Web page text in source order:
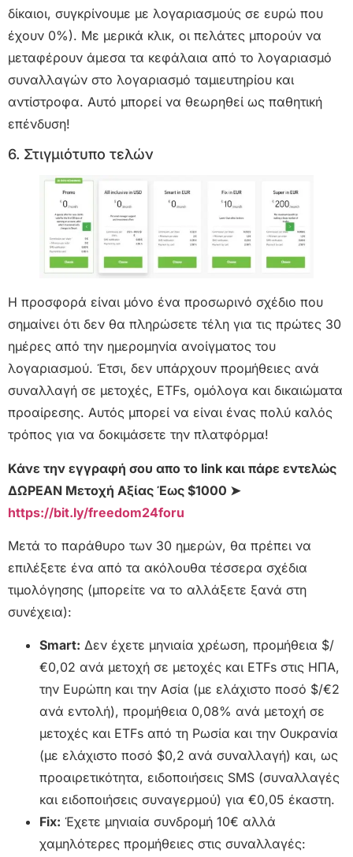
δίκαιοι, συγκρίνουμε με λογαριασμούς σε ευρώ που
έχουν 0%). Με μερικά κλικ, οι πελάτες μπορούν να
μεταφέρουν άμεσα τα κεφάλαια από το λογαριασμό
συναλλαγών στο λογαριασμό ταμιευτηρίου και
αντίστροφα. Αυτό μπορεί να θεωρηθεί ως παθητική
επένδυση!
6. Στιγμιότυπο τελών
Η προσφορά είναι μόνο ένα προσωρινό σχέδιο που
σημαίνει ότι δεν θα πληρώσετε τέλη για τις πρώτες 30
ημέρες από την ημερομηνία ανοίγματος του
λογαριασμού. Έτσι, δεν υπάρχουν προμήθειες ανά
συναλλαγή σε μετοχές, ETFs, ομόλογα και δικαιώματα
προαίρεσης. Αυτός μπορεί να είναι ένας πολύ καλός
τρόπος για να δοκιμάσετε την πλατφόρμα!
Κάνε την εγγραφή σου απο το link και πάρε εντελώς
ΔΩΡΕΑΝ Μετοχή Αξίας Έως $1000 ➤
https://bit.ly/freedom24foru
Μετά το παράθυρο των 30 ημερών, θα πρέπει να
επιλέξετε ένα από τα ακόλουθα τέσσερα σχέδια
τιμολόγησης (μπορείτε να το αλλάξετε ξανά στη
συνέχεια):
Smart: Δεν έχετε μηνιαία χρέωση, προμήθεια $/
€0,02 ανά μετοχή σε μετοχές και ETFs στις ΗΠΑ,
την Ευρώπη και την Ασία (με ελάχιστο ποσό $/€2
ανά εντολή), προμήθεια 0,08% ανά μετοχή σε
μετοχές και ETFs από τη Ρωσία και την Ουκρανία
(με ελάχιστο ποσό $0,2 ανά συναλλαγή) και, ως
προαιρετικότητα, ειδοποιήσεις SMS (συναλλαγές
και ειδοποιήσεις συναγερμού) για €0,05 έκαστη.
Fix: Έχετε μηνιαία συνδρομή 10€ αλλά
χαμηλότερες προμήθειες στις συναλλαγές: